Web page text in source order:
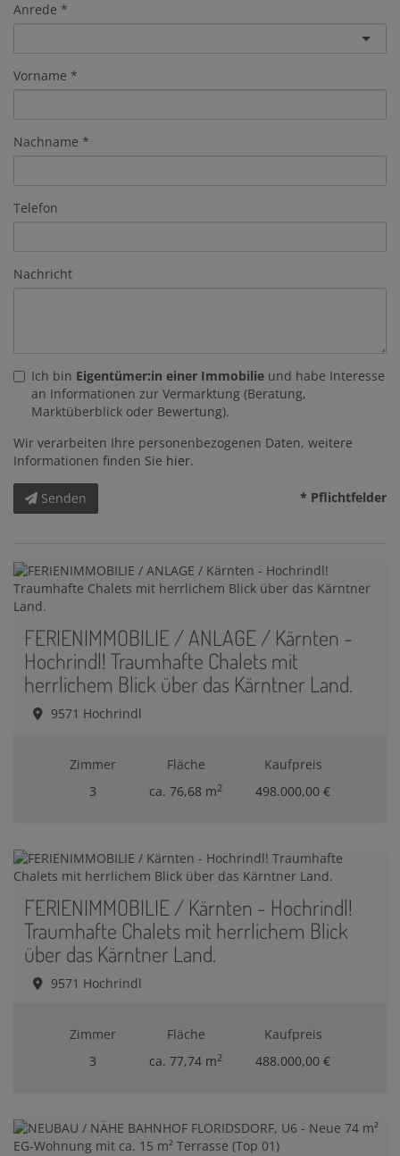
Anrede
Vorname
Nachname
Telefon
Nachricht
Ich bin Eigentümer:in einer Immobilie und habe Interesse
an Informationen zur Vermarktung (Beratung,
Marktüberblick oder Bewertung).
Wir verarbeiten Ihre personenbezogenen Daten, weitere
Informationen finden Sie hier.
Senden * Pflichtfelder
FERIENIMMOBILIE / ANLAGE / Kärnten -
Hochrindl! Traumhafte Chalets mit
herrlichem Blick über das Kärntner Land.
9571 Hochrindl
Zimmer
3
Fläche
ca. 76,68 m2
Kaufpreis
498.000,00 €
FERIENIMMOBILIE / Kärnten - Hochrindl!
Traumhafte Chalets mit herrlichem Blick
über das Kärntner Land.
9571 Hochrindl
Zimmer
3
Fläche
ca. 77,74 m2
Kaufpreis
488.000,00 €